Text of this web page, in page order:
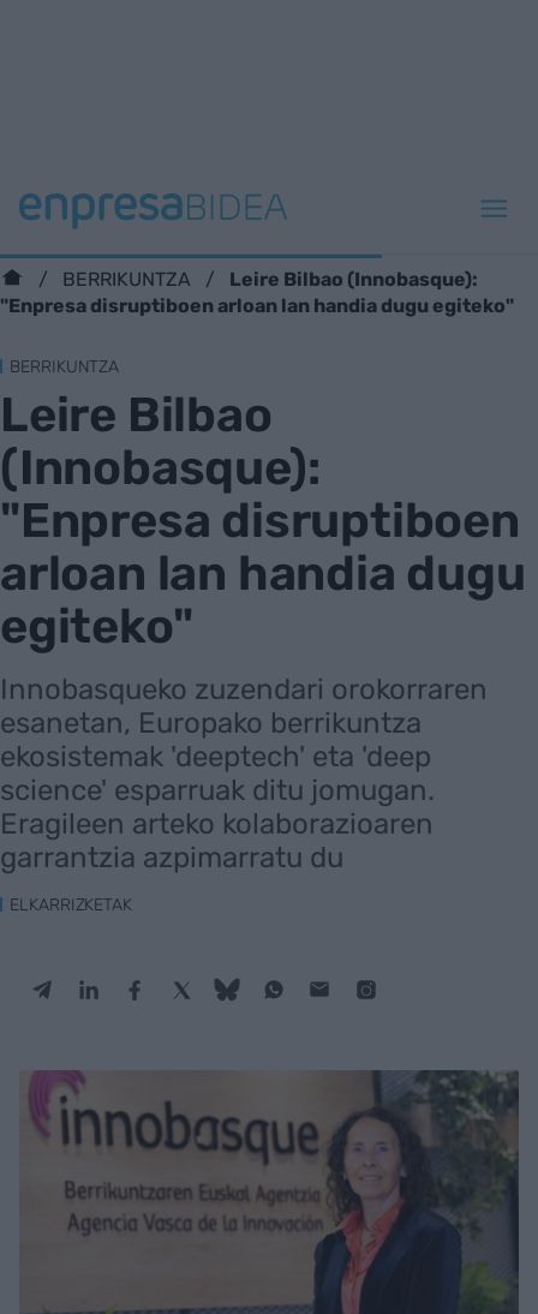
BERRIKUNTZA
Leire Bilbao (Innobasque):
"Enpresa disruptiboen arloan lan handia dugu egiteko"
BERRIKUNTZA
Leire Bilbao
(Innobasque):
"Enpresa disruptiboen
arloan lan handia dugu
egiteko"
Innobasqueko zuzendari orokorraren
esanetan, Europako berrikuntza
ekosistemak 'deeptech' eta 'deep
science' esparruak ditu jomugan.
Eragileen arteko kolaborazioaren
garrantzia azpimarratu du
ELKARRIZKETAK